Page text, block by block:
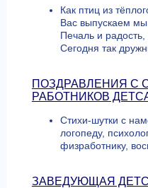
Как птиц из
Вас выпускаем мы.
Печаль и радость,
Сегодня так
ПОЗДРАВЛЕНИЯ С
РАБОТНИКОВ
Стихи-шутки с
логопеду,
физработнику,
ЗАВЕДУЮЩАЯ